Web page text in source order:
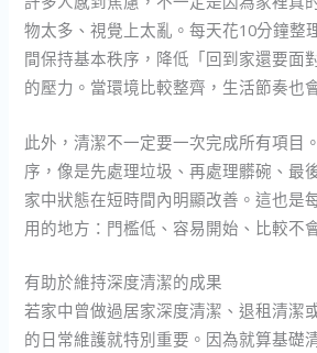
物太多、視覺上太亂。每天花10分鐘整
間保持基本秩序，降低「回到家還要面
的壓力。當環境比較整齊，生活節奏也
此外，清潔不一定要一次完成所有項目
序，像是先處理垃圾、再處理髒碗、最
家中狀態在短時間內明顯改善。這也是
用的地方：門檻低、容易開始、比較不
有助於維持深度清潔的成果
若家中曾做過居家深度清潔、退租清潔
的日常維護就特別重要。因為就算基礎